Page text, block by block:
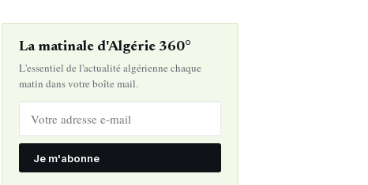
La matinale d'Algérie 360°
L'essentiel de l'actualité algérienne chaque
matin dans votre boîte mail.
Je m'abonne